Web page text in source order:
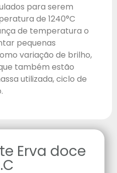
para serem
de 1240°C
de temperatura o
pequenas
variação de brilho,
também estão
utilizada, ciclo de
Erva doce